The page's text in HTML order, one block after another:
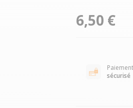
6,50 €
Paiement
sécurisé